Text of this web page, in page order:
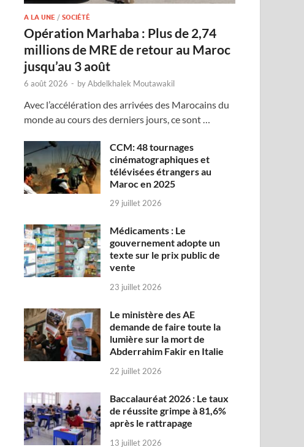
A LA UNE /SOCIÉTÉ
Opération Marhaba : Plus de 2,74
millions de MRE de retour au Maroc
jusqu’au 3 août
6 août 2026 - byAbdelkhalek Moutawakil
Avec l’accélération des arrivées des Marocains du
monde au cours des derniers jours, ce sont …
CCM: 48 tournages
cinématographiques et
télévisées étrangers au
Maroc en 2025
29 juillet 2026
Médicaments : Le
gouvernement adopte un
texte sur le prix public de
vente
23 juillet 2026
Le ministère des AE
demande de faire toute la
lumière sur la mort de
Abderrahim Fakir en Italie
22 juillet 2026
Baccalauréat 2026 : Le taux
de réussite grimpe à 81,6%
après le rattrapage
13 juillet 2026